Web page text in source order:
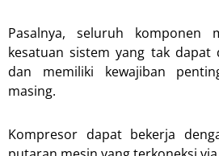
Pasalnya, seluruh komponen
kesatuan sistem yang tak dapat
dan memiliki kewajiban
masing.
Kompresor dapat bekerja